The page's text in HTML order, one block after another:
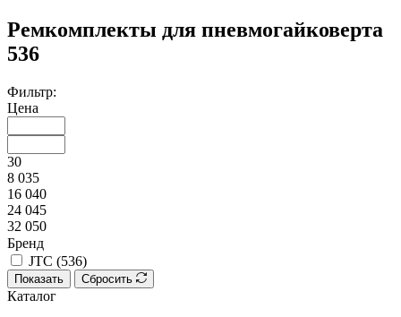
Ремкомплекты для пневмогайковерта
536
Фильтр:
Цена
30
8 035
16 040
24 045
32 050
Бренд
JTC (536)
Показать Сбросить
Каталог